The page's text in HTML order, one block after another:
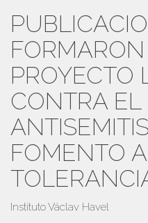
PROYECTO
CONTRA EL
FOMENTO
Instituto Václav Havel